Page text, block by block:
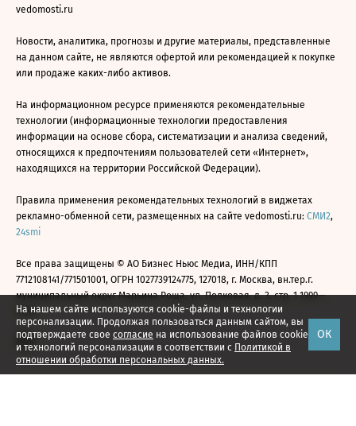
На нашем сайте используются cookie-файлы и технологии
персонализации. Продолжая пользоваться данным сайтом, вы
подтверждаете свое согласие на использование файлов cookie
и технологий персонализации в соответствии с Политикой в
отношении обработки персональных данных.
ОК
vedomosti.ru
Новости, аналитика, прогнозы и другие материалы, представленные
на данном сайте, не являются офертой или рекомендацией к покупке
или продаже каких-либо активов.
На информационном ресурсе применяются рекомендательные
технологии (информационные технологии предоставления
информации на основе сбора, систематизации и анализа сведений,
относящихся к предпочтениям пользователей сети «Интернет»,
находящихся на территории Российской Федерации).
Правила применения рекомендательных технологий в виджетах
рекламно-обменной сети, размещенных на сайте vedomosti.ru: СМИ2,
24smi
Все права защищены © АО Бизнес Ньюс Медиа, ИНН/КПП
7712108141/771501001, ОГРН 1027739124775, 127018, г. Москва, вн.тер.г.
муниципальный округ Марьина Роща, ул. Полковая, д. 3, стр. 1 1999—
2026